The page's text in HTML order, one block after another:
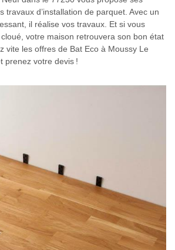
travaux d’installation de parquet. Avec un
il réalise vos travaux. Et si vous
votre maison retrouvera son bon état
vite les offres de Bat Eco à Moussy Le
prenez votre devis !